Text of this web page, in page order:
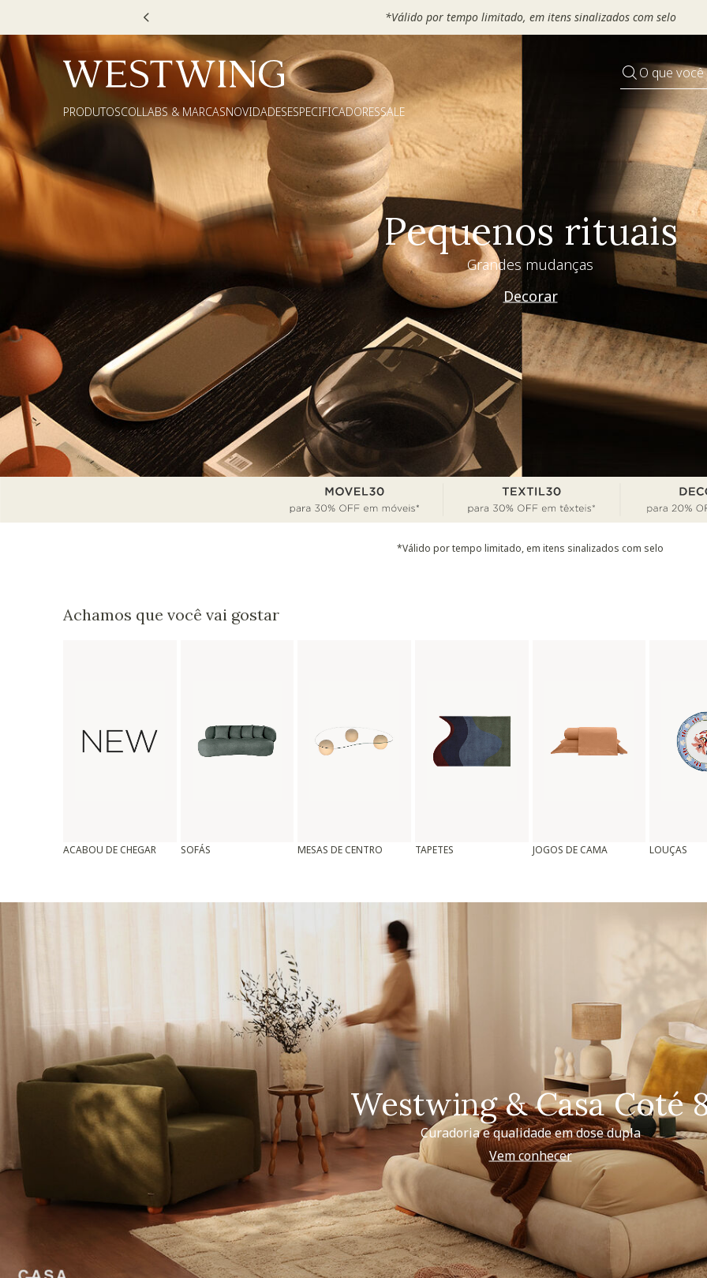
MOVEL30, TEXTIL30 OU DECOR20
O que
PRODUTOSCOLLABS & MARCASNOVIDADESESPECIFICADORESSALE
Pequenos rituais
Grandes mudanças
Decorar
*Válido por tempo limitado, em itens sinalizados com selo
Achamos que você vai gostar
ACABOU DE CHEGAR SOFÁS MESAS DE CENTRO TAPETES JOGOS DE CAMA LOUÇAS
Westwing & Casa Coté
Curadoria e qualidade em dose dupla
Vem conhecer